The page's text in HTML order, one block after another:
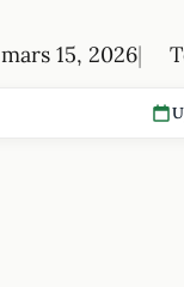
mars 15, 2026